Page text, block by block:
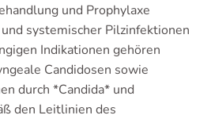
und Prophylaxe
systemischer Pilzinfektionen
Indikationen gehören
Candidosen sowie
durch *Candida* und
den Leitlinien des